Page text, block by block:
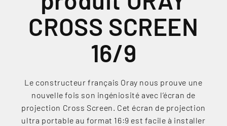
CROSS SCREEN
16/9
Le constructeur français Oray nous prouve une
nouvelle fois son ingéniosité avec l’écran de
projection Cross Screen. Cet écran de projection
ultra portable au format 16:9 est facile à installer